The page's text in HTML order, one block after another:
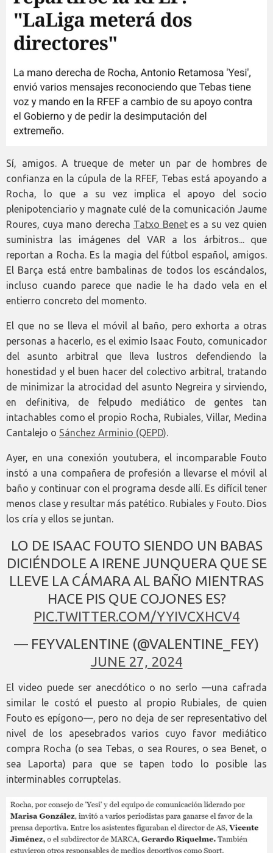
Sí, amigos. A trueque de meter un par de hombres de
confianza en la cúpula de la RFEF, Tebas está apoyando a
Rocha, lo que a su vez implica el apoyo del socio
plenipotenciario y magnate culé de la comunicación Jaume
Roures, cuya mano derecha Tatxo Benetes a su vez quien
suministra las imágenes del VAR a los árbitros... que
reportan a Rocha. Es la magia del fútbol español, amigos.
El Barça está entre bambalinas de todos los escándalos,
incluso cuando parece que nadie le ha dado vela en el
entierro concreto del momento.
El que no se lleva el móvil al baño, pero exhorta a otras
personas a hacerlo, es el eximio Isaac Fouto, comunicador
del asunto arbitral que lleva lustros defendiendo la
honestidad y el buen hacer del colectivo arbitral, tratando
de minimizar la atrocidad del asunto Negreira y sirviendo,
en definitiva, de felpudo mediático de gentes tan
intachables como el propio Rocha, Rubiales, Villar, Medina
Cantalejo o Sánchez Arminio (QEPD).
Ayer, en una conexión youtubera, el incomparable Fouto
instó a una compañera de profesión a llevarse el móvil al
baño y continuar con el programa desde allí. Es difícil tener
menos clase y resultar más patético. Rubiales y Fouto. Dios
los cría y ellos se juntan.
LO DE ISAAC FOUTO SIENDO UN BABAS
DICIÉNDOLE A IRENE JUNQUERA QUE SE
LLEVE LA CÁMARA AL BAÑO MIENTRAS
HACE PIS QUE COJONES ES?
PIC.TWITTER.COM/YYIVCXHCV4
— FEYVALENTINE (@VALENTINE_FEY)
JUNE 27, 2024
El video puede ser anecdótico o no serlo —una cafrada
similar le costó el puesto al propio Rubiales, de quien
Fouto es epígono—, pero no deja de ser representativo del
nivel de los apesebrados varios cuyo favor mediático
compra Rocha (o sea Tebas, o sea Roures, o sea Benet, o
sea Laporta) para que se tapen todo lo posible las
interminables corruptelas.